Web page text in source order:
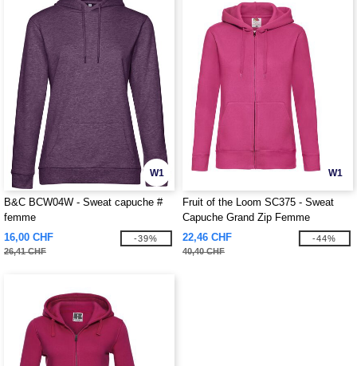
W1
B&C BCW04W - Sweat capuche #
femme
16,00 CHF
26,41 CHF
-39%
W1
Fruit of the Loom SC375 - Sweat
Capuche Grand Zip Femme
22,46 CHF
40,40 CHF
-44%